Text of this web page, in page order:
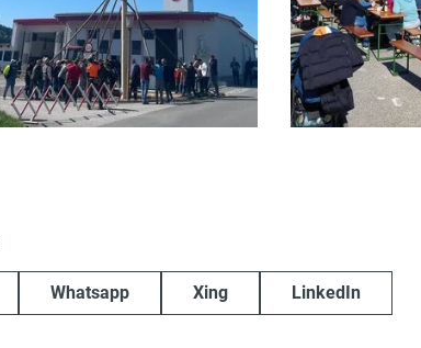
Whatsapp Xing LinkedIn